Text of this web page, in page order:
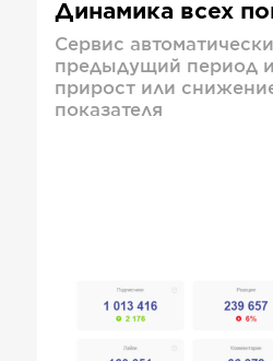
Динамика всех
Сервис
предыдущий период
прирост или
показателя